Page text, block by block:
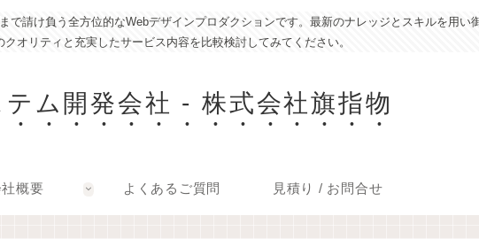
請け負う全方位的なWebデザインプロダクションです。最新のナレッジとスキルを用い
クオリティと充実したサービス内容を比較検討してみてください。
テム開発会社 - 株式会社旗指物
概要 よくあるご質問 見積り / お問合せ